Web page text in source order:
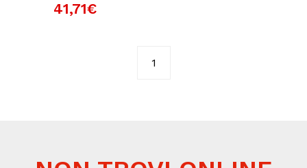
41,71€
1